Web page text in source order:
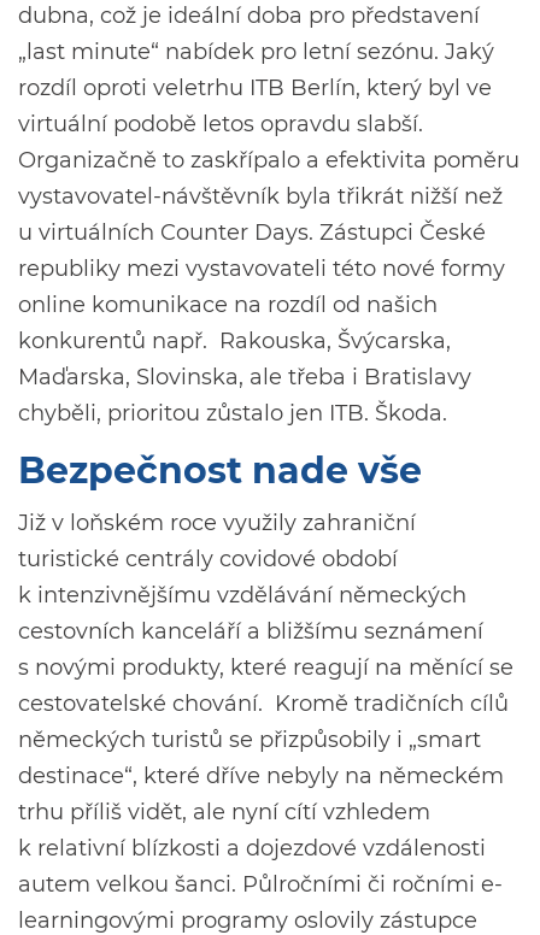
dubna, což je ideální doba pro představení
„last minute“ nabídek pro letní sezónu. Jaký
rozdíl oproti veletrhu ITB Berlín, který byl ve
virtuální podobě letos opravdu slabší.
Organizačně to zaskřípalo a efektivita poměru
vystavovatel-návštěvník byla třikrát nižší než
u virtuálních Counter Days. Zástupci České
republiky mezi vystavovateli této nové formy
online komunikace na rozdíl od našich
konkurentů např. Rakouska, Švýcarska,
Maďarska, Slovinska, ale třeba i Bratislavy
chyběli, prioritou zůstalo jen ITB. Škoda.
Bezpečnost nade vše
Již v loňském roce využily zahraniční
turistické centrály covidové období
k intenzivnějšímu vzdělávání německých
cestovních kanceláří a bližšímu seznámení
s novými produkty, které reagují na měnící se
cestovatelské chování. Kromě tradičních cílů
německých turistů se přizpůsobily i „smart
destinace“, které dříve nebyly na německém
trhu příliš vidět, ale nyní cítí vzhledem
k relativní blízkosti a dojezdové vzdálenosti
autem velkou šanci. Půlročními či ročními e-
learningovými programy oslovily zástupce